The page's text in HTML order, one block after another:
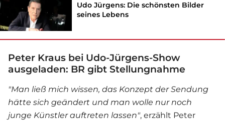
Udo Jürgens: Die schönsten Bilder
seines Lebens
Peter Kraus bei Udo-Jürgens-Show
ausgeladen: BR gibt Stellungnahme
"Man ließ mich wissen, das Konzept der Sendung
hätte sich geändert und man wolle nur noch
junge Künstler auftreten lassen", erzählt Peter